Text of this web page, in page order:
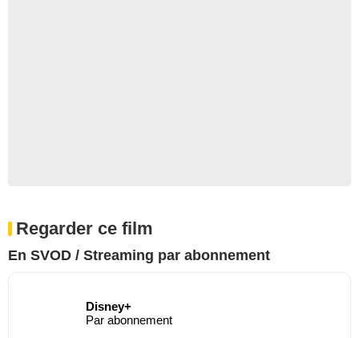
Regarder ce film
En SVOD / Streaming par abonnement
Disney+
Par abonnement